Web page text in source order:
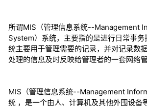
所谓MIS（管理信息系统--Management
System）系统，主要指的是进行日常事务
统主要用于管理需要的记录，并对记录数
处理的信息及时反映给管理者的一套网络管
MIS（管理信息系统--Management
统 ，是一个由人、计算机及其他外围设备